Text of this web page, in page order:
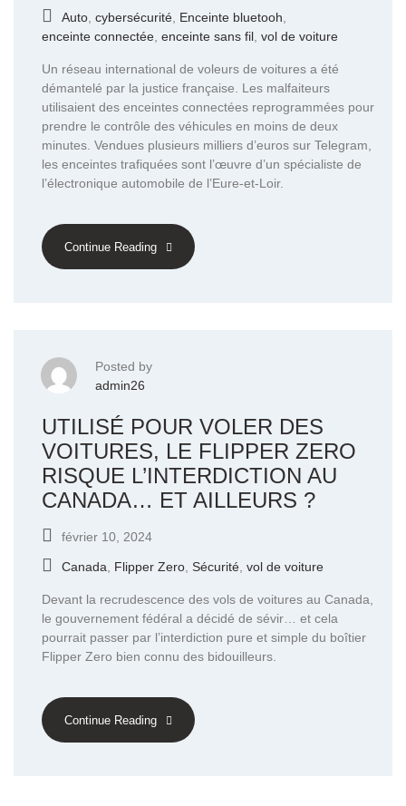
Auto cybersécurité Enceinte bluetooh
enceinte connectée enceinte sans fil vol de voiture
Un réseau international de voleurs de voitures a été
démantelé par la justice française. Les malfaiteurs
utilisaient des enceintes connectées reprogrammées pour
prendre le contrôle des véhicules en moins de deux
minutes. Vendues plusieurs milliers d’euros sur Telegram,
les enceintes trafiquées sont l’œuvre d’un spécialiste de
l’électronique automobile de l’Eure-et-Loir.
Continue Reading
Posted by
admin26
UTILISÉ POUR VOLER DES
VOITURES, LE FLIPPER ZERO
RISQUE L’INTERDICTION AU
CANADA… ET AILLEURS ?
février 10, 2024
Canada Flipper Zero Sécurité vol de voiture
Devant la recrudescence des vols de voitures au Canada,
le gouvernement fédéral a décidé de sévir… et cela
pourrait passer par l’interdiction pure et simple du boîtier
Flipper Zero bien connu des bidouilleurs.
Continue Reading